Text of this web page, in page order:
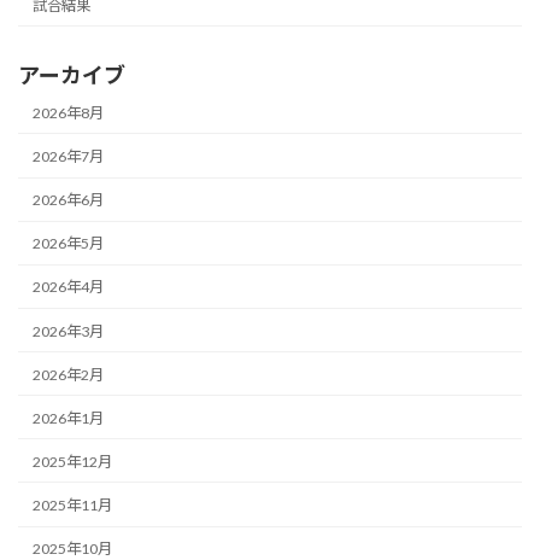
試合結果
アーカイブ
2026年8月
2026年7月
2026年6月
2026年5月
2026年4月
2026年3月
2026年2月
2026年1月
2025年12月
2025年11月
2025年10月